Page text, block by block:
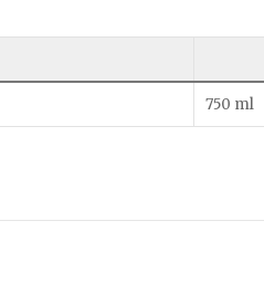
750 ml